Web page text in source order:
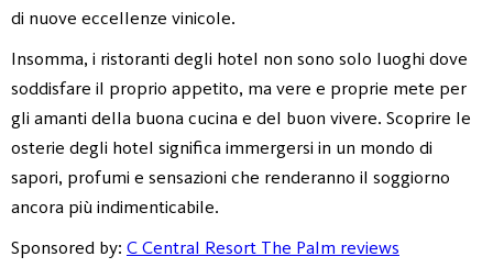
di nuove eccellenze vinicole.
Insomma, i ristoranti degli hotel non sono solo luoghi dove
soddisfare il proprio appetito, ma vere e proprie mete per
gli amanti della buona cucina e del buon vivere. Scoprire le
osterie degli hotel significa immergersi in un mondo di
sapori, profumi e sensazioni che renderanno il soggiorno
ancora più indimenticabile.
Sponsored by: C Central Resort The Palm reviews